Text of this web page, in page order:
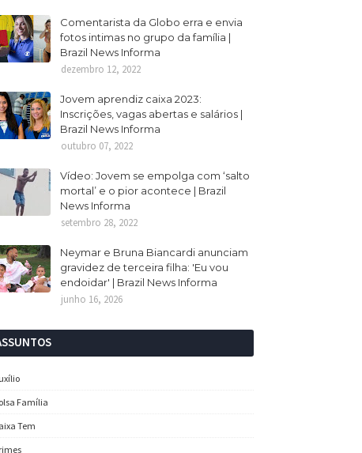
Comentarista da Globo erra e envia
fotos intimas no grupo da família |
Brazil News Informa
dezembro 12, 2022
Jovem aprendiz caixa 2023:
Inscrições, vagas abertas e salários |
Brazil News Informa
outubro 07, 2022
Vídeo: Jovem se empolga com ‘salto
mortal’ e o pior acontece | Brazil
News Informa
setembro 28, 2022
Neymar e Bruna Biancardi anunciam
gravidez de terceira filha: 'Eu vou
endoidar' | Brazil News Informa
junho 16, 2026
Família
Tem